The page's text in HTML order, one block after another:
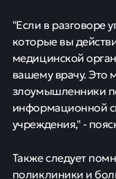
"Если в разговоре
которые вы
медицинской
вашему врачу. Это
злоумышленники
информационной
учреждения," -
Также следует
поликлиники и